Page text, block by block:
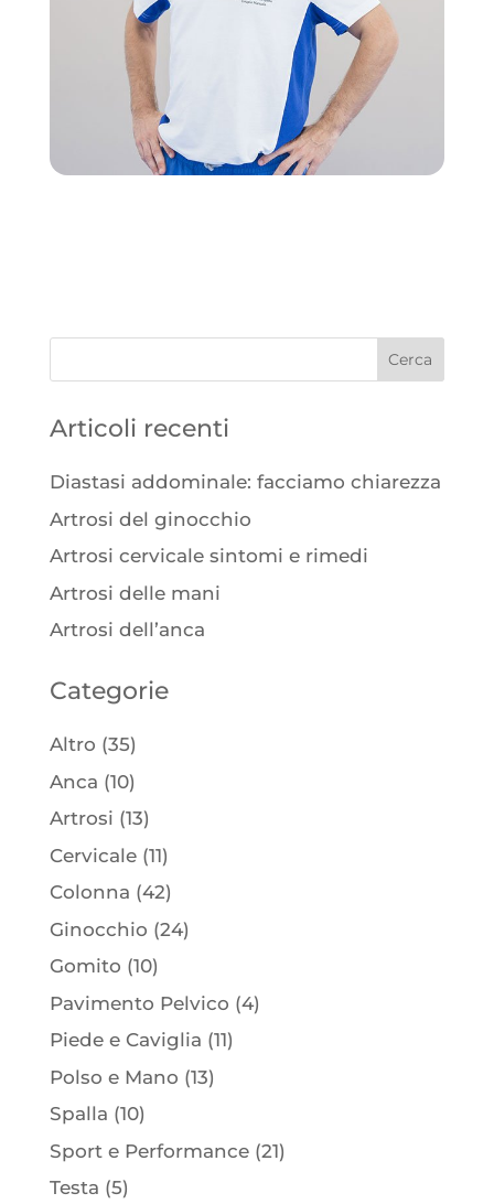
Articoli recenti
Diastasi addominale: facciamo chiarezza
Artrosi del ginocchio
Artrosi cervicale sintomi e rimedi
Artrosi delle mani
Artrosi dell’anca
Categorie
Altro (35)
Anca (10)
Artrosi (13)
Cervicale(11)
Colonna (42)
Ginocchio (24)
Gomito (10)
Pavimento Pelvico (4)
Piede e Caviglia (11)
Polso e Mano (13)
Spalla (10)
Sport e Performance(21)
Testa (5)